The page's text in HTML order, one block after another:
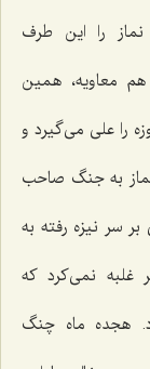
را این طرف
معاویه، همین
را علی می‌گیرد و
نماز به جنگ صاحب
سر نیزه رفته به
غلبه نمی‌كرد كه
هجده ماه چنگ